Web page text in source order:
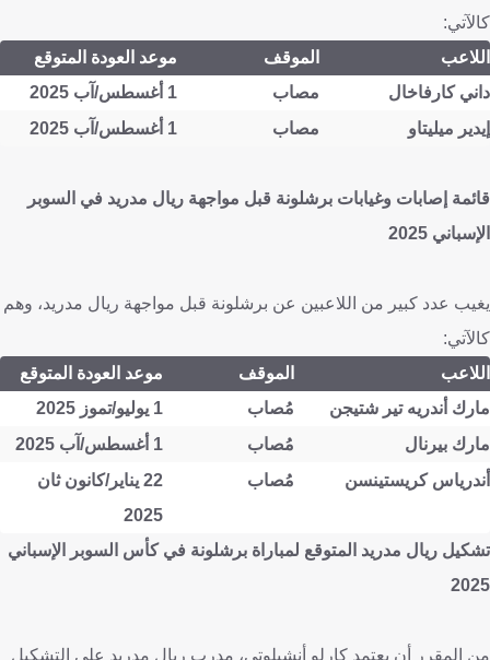
كالآتي:
اللاعب
الموقف
موعد العودة المتوقع
داني كارفاخال
مصاب
1 أغسطس/آب 2025
إيدير ميليتاو
مصاب 1 أغسطس/آب 2025
قائمة إصابات وغيابات برشلونة قبل مواجهة ريال مدريد في السوبر
الإسباني 2025
يغيب عدد كبير من اللاعبين عن برشلونة قبل مواجهة ريال مدريد، وهم
كالآتي:
اللاعب
الموقف
موعد العودة المتوقع
مارك أندريه تير شتيجن
مُصاب
1 يوليو/تموز 2025
مارك بيرنال
مُصاب
1 أغسطس/آب 2025
أندرياس كريستينسن
مُصاب
22 يناير/كانون ثان
2025
تشكيل ريال مدريد المتوقع لمباراة برشلونة في كأس السوبر الإسباني
2025
من المقرر أن يعتمد كارلو أنشيلوتي، مدرب ريال مدريد على التشكيل